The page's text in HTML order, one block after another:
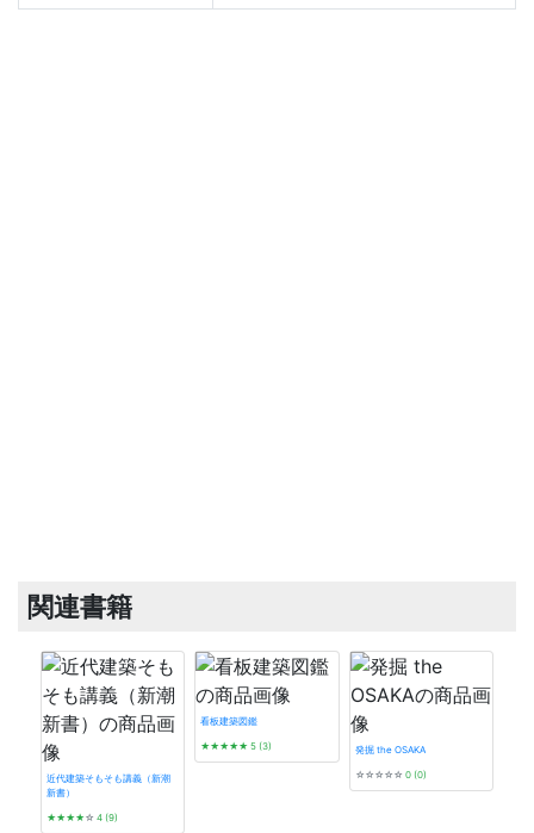
関連書籍
近代建築そもそも講義（新潮
新書）
★★★★☆ 4 (9)
看板建築図鑑
★★★★★ 5 (3) 発掘 the OSAKA
☆☆☆☆☆ 0 (0)